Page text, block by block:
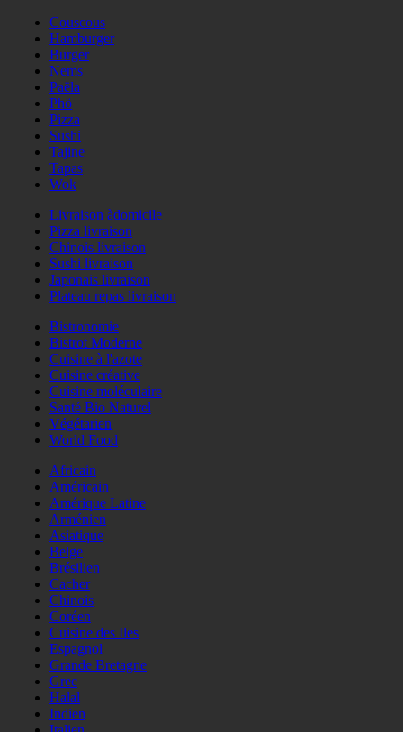
Couscous
Hamburger
Burger
Nems
Paëla
Phö
Pizza
Sushi
Tajine
Tapas
Wok
Livraison àdomicile
Pizza livraison
Chinois livraison
Sushi livraison
Japonais livraison
Plateau repas livraison
Bistronomie
Bistrot Moderne
Cuisine à l'azote
Cuisine créative
Cuisine moléculaire
Santé Bio Naturel
Végétarien
World Food
Africain
Américain
Amérique Latine
Arménien
Asiatique
Belge
Brésilien
Cacher
Chinois
Coréen
Cuisine des Iles
Espagnol
Grande Bretagne
Grec
Halal
Indien